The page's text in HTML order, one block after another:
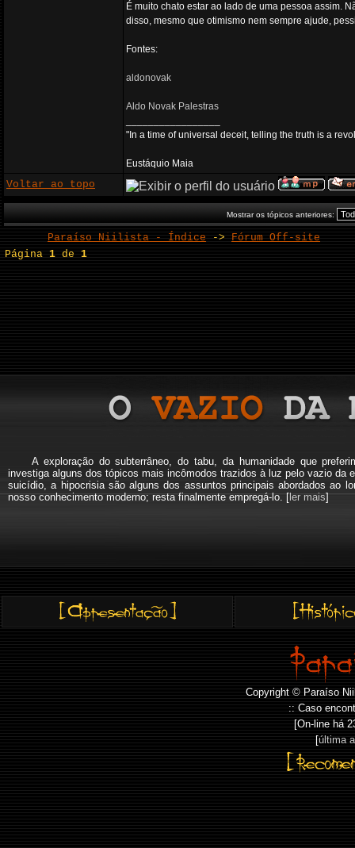
É muito chato estar ao lado de uma pessoa assim.
disso, mesmo que otimismo nem sempre ajude,
Fontes:
aldonovak
Aldo Novak Palestras
"In a time of universal deceit, telling the truth is a
Eustáquio Maia
Voltar ao topo
Mostrar os tópicos anteriores:
Paraíso Niilista - Índice -> Fórum Off-site
Página1 de1
A exploração do subterrâneo, do tabu, da humanidade que
investiga alguns dos tópicos mais incômodos trazidos à luz pelo vazio da
suicídio, a hipocrisia são alguns dos assuntos principais abordados ao
nosso conhecimento moderno; resta finalmente empregá-lo. [ler mais]
Copyright © Paraíso
:: Caso
[On-line há
[última